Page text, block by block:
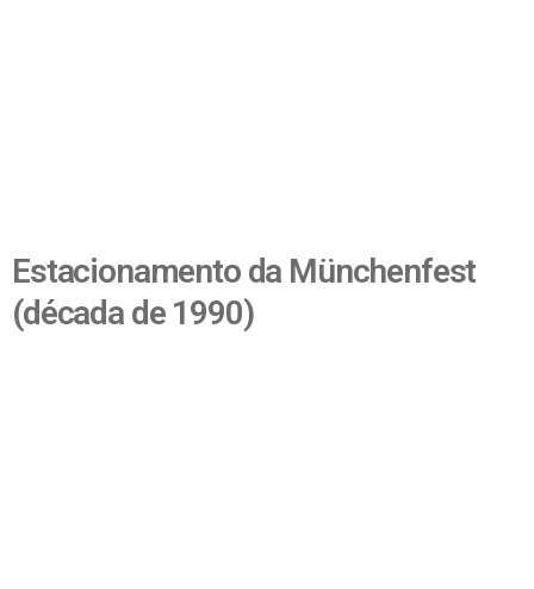
Estacionamento da Münchenfest
(década de 1990)